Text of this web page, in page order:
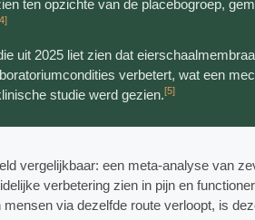
ten opzichte van de placebogroep,
uit 2025 liet zien dat
verbetert, wat een
studie werd gezien.[5]
vergelijkbaar: een meta-analyse van
verbetering zien in pijn en
mensen via dezelfde route verloopt, is